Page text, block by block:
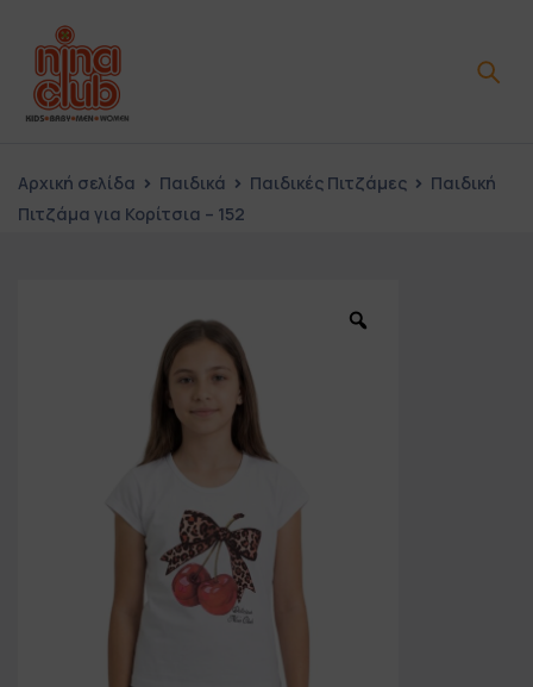
Αρχική σελίδα Παιδικά Παιδικές Πιτζάμες
Παιδική
Πιτζάμα για Κορίτσια – 152